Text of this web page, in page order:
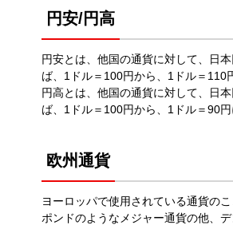
円安/円高
円安とは、他国の通貨に対して、日
ば、1ドル＝100円から、1ドル＝110
円高とは、他国の通貨に対して、日
ば、1ドル＝100円から、1ドル＝90円
欧州通貨
ヨーロッパで使用されている通貨の
ポンドのようなメジャー通貨の他、